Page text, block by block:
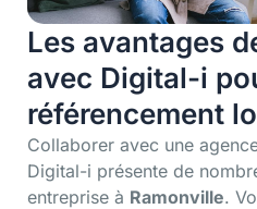
Les avantages
avec Digital-i
référencement
Collaborer avec une
Digital-i présente de
entreprise à Ramonville.